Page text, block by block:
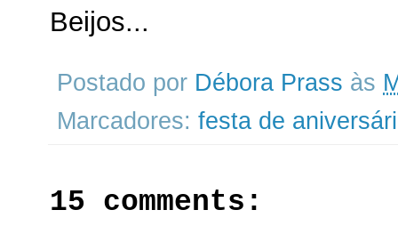
Beijos...
Postado por Débora Prass às
Marcadores: festa de
15 comments: